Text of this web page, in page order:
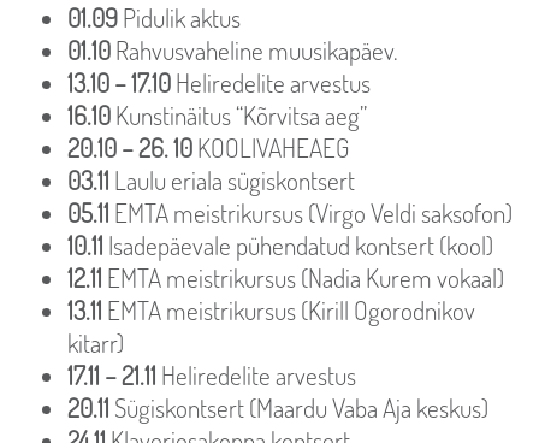
01.09Pidulik aktus
01.10Rahvusvaheline muusikapäev.
13.10 – 17.10Heliredelite arvestus
16.10Kunstinäitus “Kõrvitsa aeg”
20.10 – 26. 10KOOLIVAHEAEG
03.11 Laulu eriala sügiskontsert
05.11 EMTA meistrikursus (Virgo Veldi saksofon)
10.11 Isadepäevale pühendatud kontsert (kool)
12.11 EMTA meistrikursus (Nadia Kurem vokaal)
13.11 EMTA meistrikursus (Kirill Ogorodnikov
kitarr)
17.11 – 21.11 Heliredelite arvestus
20.11 Sügiskontsert (Maardu Vaba Aja keskus)